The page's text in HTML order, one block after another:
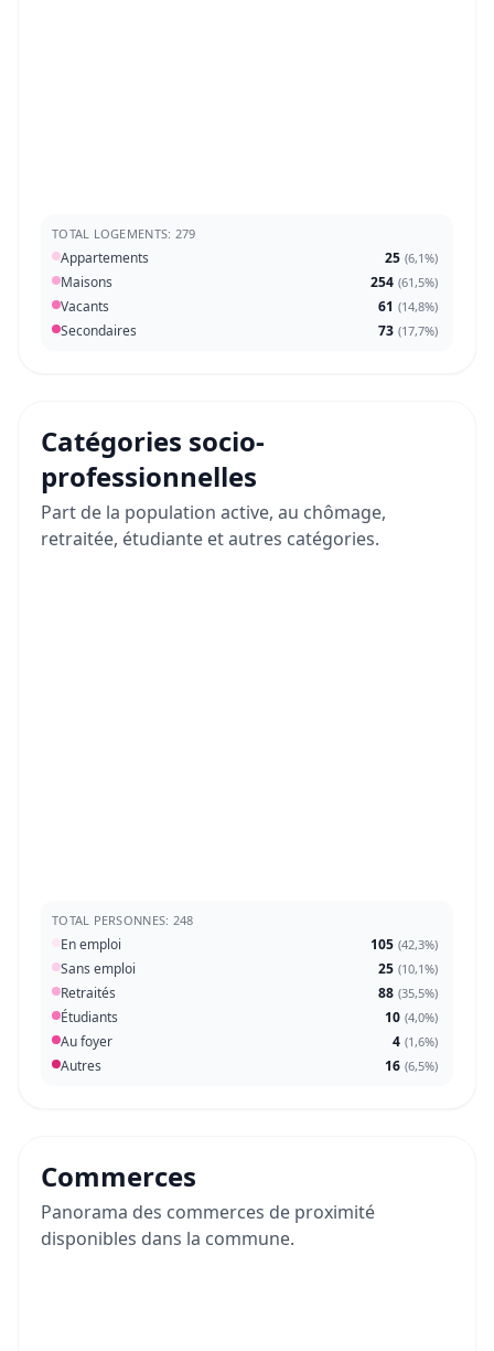
TOTAL LOGEMENTS: 279
Appartements 25 (6,1%)
Maisons 254 (61,5%)
Vacants 61 (14,8%)
Secondaires 73 (17,7%)
Catégories socio-
professionnelles
Part de la population active, au chômage,
retraitée, étudiante et autres catégories.
TOTAL PERSONNES: 248
En emploi 105 (42,3%)
Sans emploi 25 (10,1%)
Retraités 88 (35,5%)
Étudiants 10 (4,0%)
Au foyer 4 (1,6%)
Autres 16 (6,5%)
Commerces
Panorama des commerces de proximité
disponibles dans la commune.